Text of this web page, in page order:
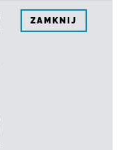
ZAMKNIJ